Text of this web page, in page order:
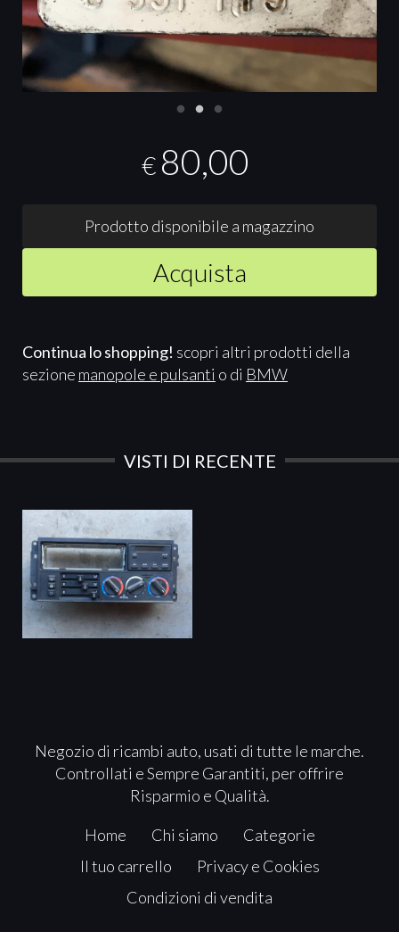
€ 80,00
Prodotto disponibile a magazzino
Acquista
Continua lo shopping! scopri altri prodotti della
sezione manopole e pulsanti o di BMW
VISTI DI RECENTE
Negozio di ricambi auto, usati di tutte le marche.
Controllati e Sempre Garantiti, per offrire
Risparmio e Qualità.
Home Chi siamo
Categorie
Il tuo carrello
Privacy e Cookies
Condizioni di vendita